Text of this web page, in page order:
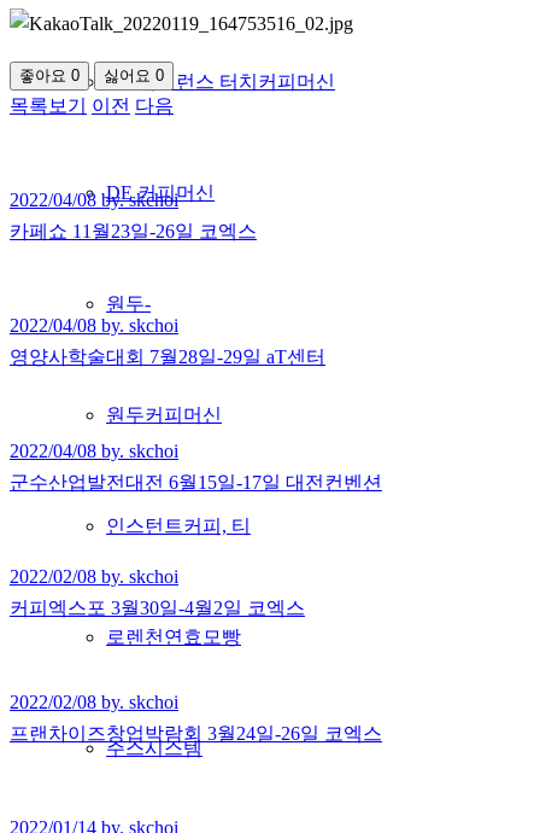
DE 엑설런스 터치커피머신
DE 커피머신
원두-
원두커피머신
인스턴트커피, 티
로렌천연효모빵
주스시스템
좋아요 0 싫어요 0
목록보기 이전 다음
2022/04/08 by. skchoi
카페쇼 11월23일-26일 코엑스
2022/04/08 by. skchoi
영양사학술대회 7월28일-29일 aT센터
2022/04/08 by. skchoi
군수산업발전대전 6월15일-17일 대전컨벤션
2022/02/08 by. skchoi
커피엑스포 3월30일-4월2일 코엑스
2022/02/08 by. skchoi
프랜차이즈창업박람회 3월24일-26일 코엑스
2022/01/14 by. skchoi